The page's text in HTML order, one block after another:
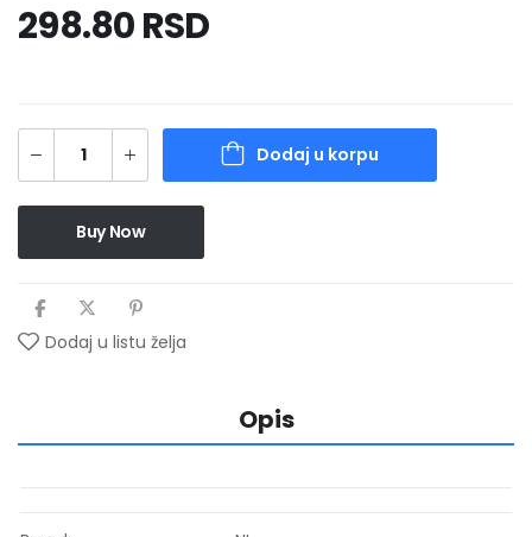
298.80RSD
Dodaj u korpu
Buy Now
Dodaj u listu želja
Opis